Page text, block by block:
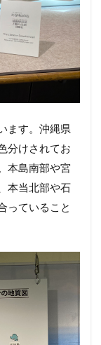
ます。沖縄県
分けされてお
本島南部や宮
本当北部や石
っていること